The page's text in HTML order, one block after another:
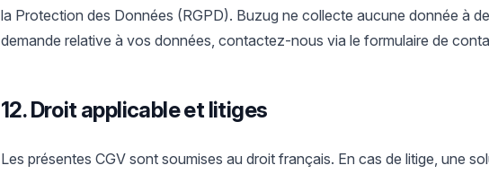
la Protection des Données (RGPD). Buzug ne collecte aucune donnée à
demande relative à vos données, contactez-nous via le formulaire de
12. Droit applicable et litiges
Les présentes CGV sont soumises au droit français. En cas de litige, une